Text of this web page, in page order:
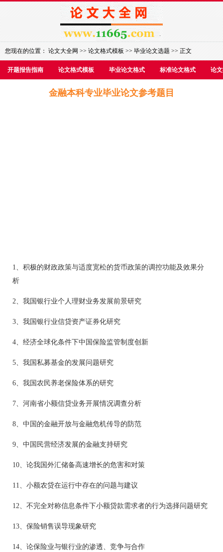
您现在的位置：论文大全网>>论文格式模板>>毕业论文选题>> 正文
开题报告指南 论文格式模板 毕业论文格式 标准论文格式 论
金融本科专业毕业论文参考题目
1、积极的财政政策与适度宽松的货币政策的调控功能及效果分
析
2、我国银行业个人理财业务发展前景研究
3、我国银行业信贷资产证券化研究
4、经济全球化条件下中国保险监管制度创新
5、我国私募基金的发展问题研究
6、我国农民养老保险体系的研究
7、河南省小额信贷业务开展情况调查分析
8、中国的金融开放与金融危机传导的防范
9、中国民营经济发展的金融支持研究
10、论我国外汇储备高速增长的危害和对策
11、小额农贷在运行中存在的问题与建议
12、不完全对称信息条件下小额贷款需求者的行为选择问题研究
13、保险销售误导现象研究
14、论保险业与银行业的渗透、竞争与合作